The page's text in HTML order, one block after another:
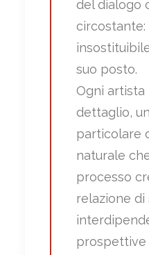
del dialogo
suo posto.
Ogni artista
dettaglio,
particolare
naturale
processo
relazione
prospettive